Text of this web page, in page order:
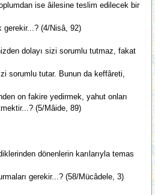
ise âilesine teslim edilecek bir
gerekir...? (4/Nisâ, 92)
dolayı sizi sorumlu tutmaz, fakat
sorumlu tutar. Bunun da keffâreti,
on fakire yedirmek, yahut onları
(5/Mâide, 89)
dönenlerin karılarıyla temas
gerekir...? (58/Mücâdele, 3)